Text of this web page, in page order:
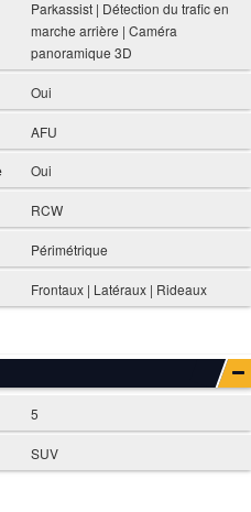
Parkassist | Détection du trafic en
marche arrière | Caméra
panoramique 3D
Oui
AFU
Oui
RCW
Périmétrique
Frontaux | Latéraux | Rideaux
5
SUV